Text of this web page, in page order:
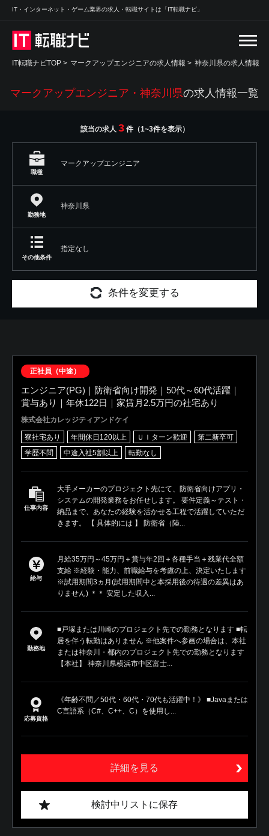
IT・インターネット・ゲーム業界の求人・転職サイトは「IT転職ナビ」
IT転職ナビTOP > マークアップエンジニアの求人情報 > 神奈川県の求人情報
マークアップエンジニア・神奈川県の求人情報一覧
該当の求人 3件（1~3件を表示）
職種
マークアップエンジニア
勤務地
神奈川県
その他条件
指定なし
条件を変更する
正社員（中途）
エンジニア(PG)｜防衛省向け開発｜50代～60代活躍｜
賞与あり｜年休122日｜家賃月2.5万円の社宅あり
株式会社カレッジティアンドケイ
寮社宅あり 年間休日120以上 ＵＩターン歓迎
第二新卒可
学歴不問
中途入社5割以上 転勤なし
仕事内容
大手メーカーのプロジェクト先にて、防衛省向けアプリ・
システムの開発業務をお任せします。 要件定義～テスト・
納品まで、あなたの経験を活かせる工程で活躍していただ
きます。 【 具体的には 】 防衛省（陸...
給与
月給35万円～45万円＋賞与年2回＋各種手当＋残業代全額
支給 ※経験・能力、前職給与を考慮の上、決定いたします
※試用期間3ヵ月(試用期間中と本採用後の待遇の差異はあ
りません) ＊＊ 安定した収入...
勤務地
■戸塚または川崎のプロジェクト先での勤務となります ■転
居を伴う転勤はありません ※他案件へ参画の場合は、本社
または神奈川・都内のプロジェクト先での勤務となります
【本社】 神奈川県横浜市中区富士...
応募資格
《年齢不問／50代・60代・70代も活躍中！》 ■Javaまたは
C言語系（C#、C++、C）を使用し...
詳細を見る
検討中リストに保存